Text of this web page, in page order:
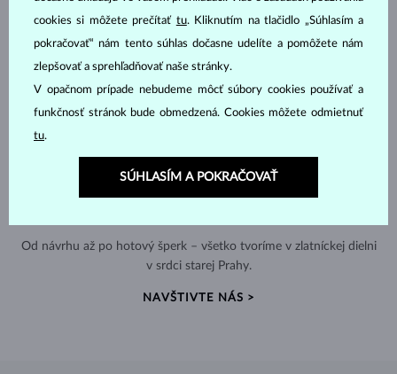
Od návrhu až po hotový šperk – všetko tvoríme v zlatníckej dielni
v srdci starej Prahy.
NAVŠTIVTE NÁS >
cookies si môžete prečítať tu. Kliknutím na tlačidlo „Súhlasím a
pokračovať“ nám tento súhlas dočasne udelíte a pomôžete nám
zlepšovať a sprehľadňovať naše stránky.
V opačnom prípade nebudeme môcť súbory cookies používať a
funkčnosť stránok bude obmedzená. Cookies môžete odmietnuť
tu.
SÚHLASÍM A POKRAČOVAŤ